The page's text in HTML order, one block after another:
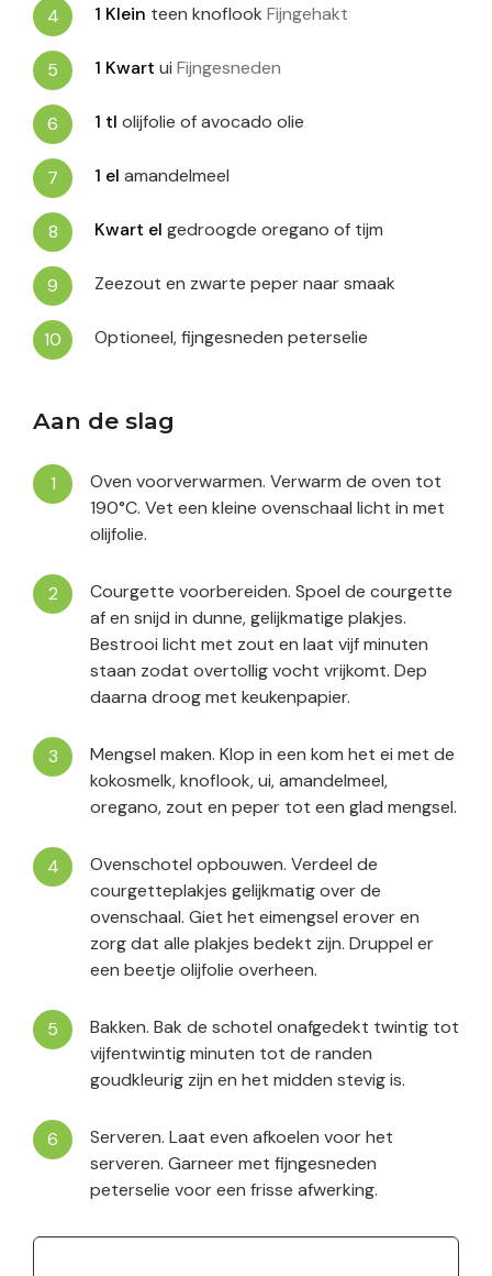
1 Klein teen knoflook Fijngehakt
1 Kwart ui Fijngesneden
1 tl olijfolie of avocado olie
1 el amandelmeel
Kwart el gedroogde oregano of tijm
Zeezout en zwarte peper naar smaak
Optioneel, fijngesneden peterselie
Aan de slag
Oven voorverwarmen. Verwarm de oven tot
190°C. Vet een kleine ovenschaal licht in met
olijfolie.
Courgette voorbereiden. Spoel de courgette
af en snijd in dunne, gelijkmatige plakjes.
Bestrooi licht met zout en laat vijf minuten
staan zodat overtollig vocht vrijkomt. Dep
daarna droog met keukenpapier.
Mengsel maken. Klop in een kom het ei met de
kokosmelk, knoflook, ui, amandelmeel,
oregano, zout en peper tot een glad mengsel.
Ovenschotel opbouwen. Verdeel de
courgetteplakjes gelijkmatig over de
ovenschaal. Giet het eimengsel erover en
zorg dat alle plakjes bedekt zijn. Druppel er
een beetje olijfolie overheen.
Bakken. Bak de schotel onafgedekt twintig tot
vijfentwintig minuten tot de randen
goudkleurig zijn en het midden stevig is.
Serveren. Laat even afkoelen voor het
serveren. Garneer met fijngesneden
peterselie voor een frisse afwerking.